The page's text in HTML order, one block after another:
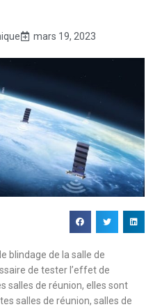
mars 19, 2023
blindage de la salle de
de tester l’effet de
salles de réunion, elles sont
salles de réunion, salles de